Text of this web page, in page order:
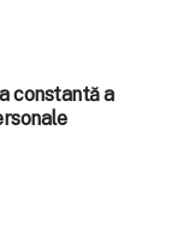
constantă a